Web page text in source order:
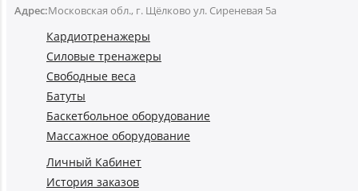
Адрес:Московская обл., г. Щёлково ул. Сиреневая 5а
Кардиотренажеры
Силовые тренажеры
Свободные веса
Батуты
Баскетбольное оборудование
Массажное оборудование
Личный Кабинет
История заказов